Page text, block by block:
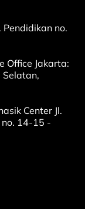
no.
Office Jakarta:
Selatan,
Center Jl.
no. 14-15 -